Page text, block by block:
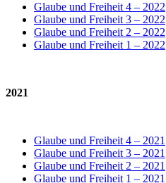
Glaube und Freiheit 4 – 2022
Glaube und Freiheit 3 – 2022
Glaube und Freiheit 2 – 2022
Glaube und Freiheit 1 – 2022
2021
Glaube und Freiheit 4 – 2021
Glaube und Freiheit 3 – 2021
Glaube und Freiheit 2 – 2021
Glaube und Freiheit 1 – 2021